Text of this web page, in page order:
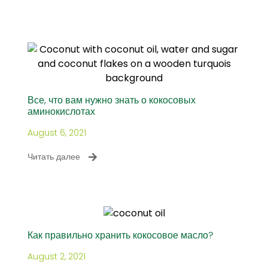
Все, что вам нужно знать о кокосовых
аминокислотах
August 6, 2021
Читать далее
Как правильно хранить кокосовое масло?
August 2, 2021